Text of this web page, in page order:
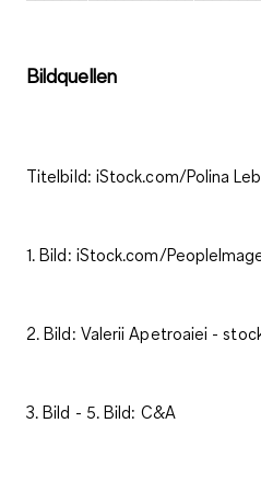
Bildquellen
Titelbild: iStock.com/Polina
1. Bild: iStock.com/
2. Bild: Valerii Apetroaiei -
3. Bild - 5. Bild: C&A